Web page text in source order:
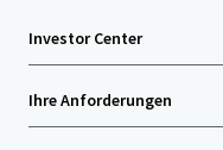
Investor Center
Ihre Anforderungen